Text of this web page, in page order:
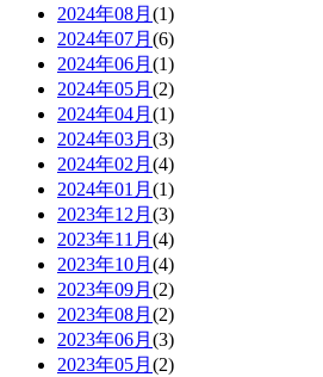
2024年08月 (1)
2024年07月 (6)
2024年06月 (1)
2024年05月 (2)
2024年04月 (1)
2024年03月 (3)
2024年02月 (4)
2024年01月 (1)
2023年12月 (3)
2023年11月 (4)
2023年10月 (4)
2023年09月 (2)
2023年08月 (2)
2023年06月 (3)
2023年05月 (2)